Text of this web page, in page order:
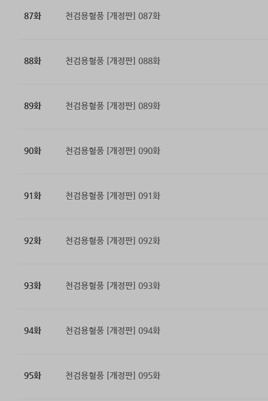
87화 천검용혈풍 [개정판] 087화
88화 천검용혈풍 [개정판] 088화
89화 천검용혈풍 [개정판] 089화
90화 천검용혈풍 [개정판] 090화
91화 천검용혈풍 [개정판] 091화
92화 천검용혈풍 [개정판] 092화
93화 천검용혈풍 [개정판] 093화
94화 천검용혈풍 [개정판] 094화
95화 천검용혈풍 [개정판] 095화